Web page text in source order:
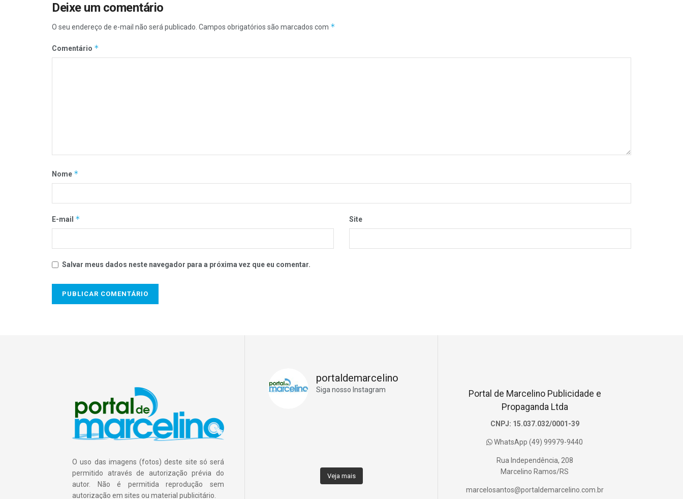
Deixe um comentário
O seu endereço de e-mail não será publicado. Campos obrigatórios são marcados com *
Comentário *
Nome *
E-mail * Site
Salvar meus dados neste navegador para a próxima vez que eu comentar.
O uso das imagens (fotos) deste site só será
permitido através de autorização prévia do
autor. Não é permitida reprodução sem
autorização em sites ou material publicitário.
portaldemarcelino
Siga nosso Instagram
Veja mais
Portal de Marcelino Publicidade e
Propaganda Ltda
CNPJ: 15.037.032/0001-39
WhatsApp (49) 99979-9440
Rua Independência, 208
Marcelino Ramos/RS
marcelosantos@portaldemarcelino.com.br